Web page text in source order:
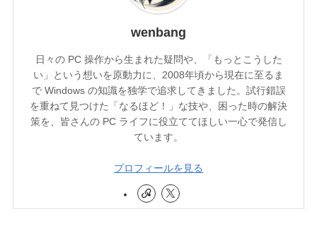
wenbang
日々の PC 操作から生まれた疑問や、「もっとこうした
い」という想いを原動力に、2008年頃から現在に至るま
で Windows の知識を独学で追求してきました。試行錯誤
を重ねて見つけた「なるほど！」な技や、困った時の解決
策を、皆さんの PC ライフに役立ててほしい一心で発信し
ています。
プロフィールを見る